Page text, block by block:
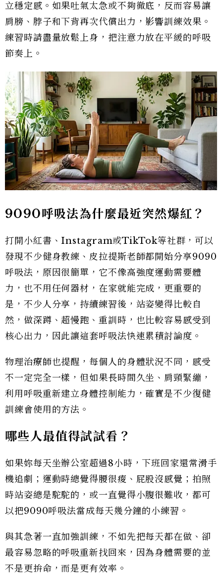
立穩定感。如果吐氣太急或不夠徹底，反而容易讓
肩膀、脖子和下背再次代償出力，影響訓練效果。
練習時請盡量放鬆上身，把注意力放在平緩的呼吸
節奏上。
9090呼吸法為什麼最近突然爆紅？
打開小紅書、Instagram或TikTok等社群，可以
發現不少健身教練、皮拉提斯老師都開始分享9090
呼吸法，原因很簡單，它不像高強度運動需要體
力，也不用任何器材，在家就能完成，更重要的
是，不少人分享，持續練習後，站姿變得比較自
然，做深蹲、超慢跑、重訓時，也比較容易感受到
核心出力，因此讓這套呼吸法快速累積討論度。
物理治療師也提醒，每個人的身體狀況不同，感受
不一定完全一樣，但如果長時間久坐、肩頸緊繃，
利用呼吸重新建立身體控制能力，確實是不少復健
訓練會使用的方法。
哪些人最值得試試看？
如果妳每天坐辦公室超過8小時，下班回家還常滑手
機追劇；運動時總覺得腰很痠、屁股沒感覺；拍照
時站姿總是駝駝的，或一直覺得小腹很難收，都可
以把9090呼吸法當成每天幾分鐘的小練習。
與其急著一直加強訓練，不如先把每天都在做、卻
最容易忽略的呼吸重新找回來，因為身體需要的並
不是更拚命，而是更有效率。